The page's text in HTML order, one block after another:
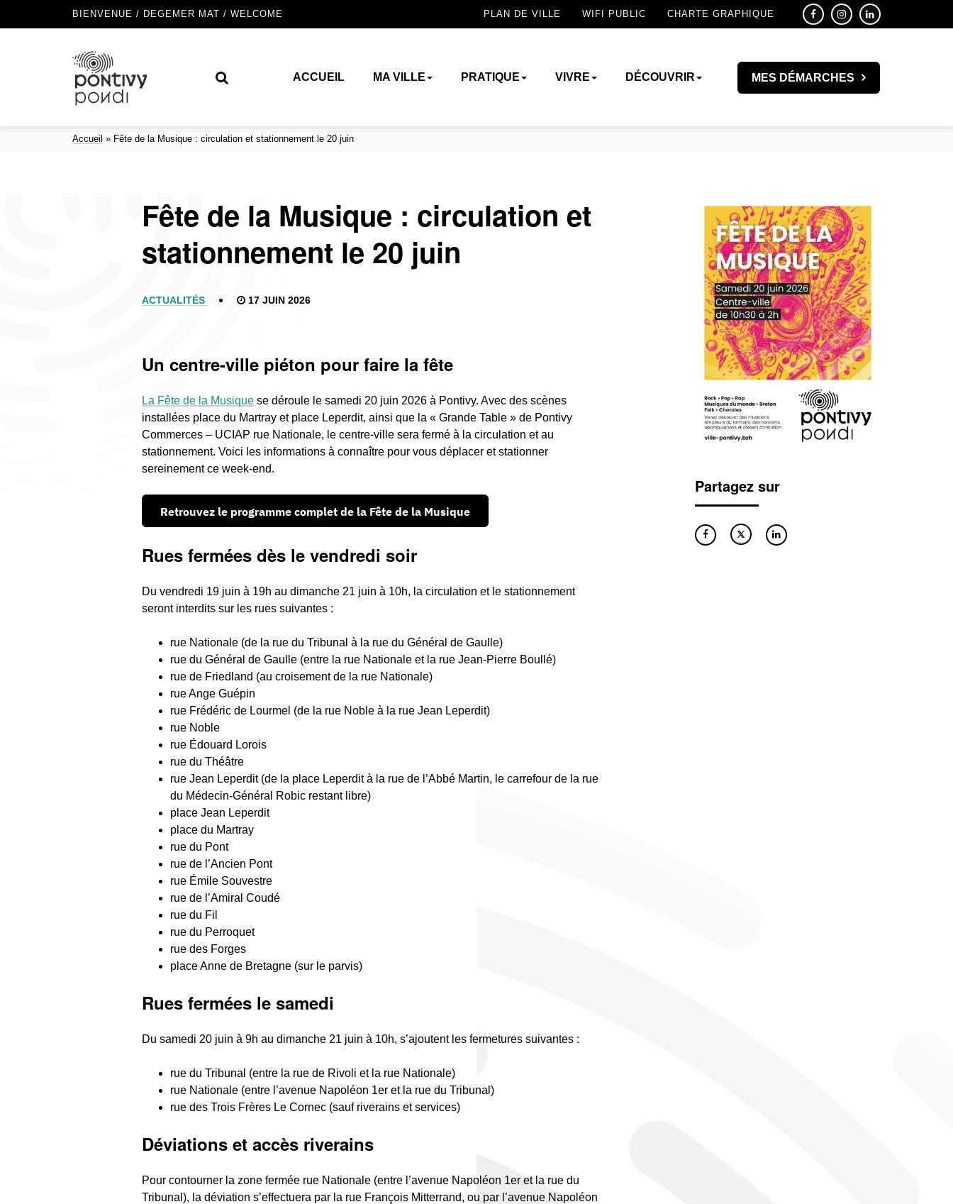
BIENVENUE / DEGEMER MAT / WELCOME PLAN DE VILLE WIFI PUBLIC CHARTE GRAPHIQUE
ACCUEIL MA VILLE PRATIQUE VIVRE DÉCOUVRIR MES DÉMARCHES
Accueil » Fête de la Musique : circulation et stationnement le 20 juin
Fête de la Musique : circulation et
stationnement le 20 juin
ACTUALITÉS 17 JUIN 2026
Un centre-ville piéton pour faire la fête
La Fête de la Musiquese déroule le samedi 20 juin 2026 à Pontivy. Avec des scènes
installées place du Martray et place Leperdit, ainsi que la « Grande Table » de Pontivy
Commerces – UCIAP rue Nationale, le centre-ville sera fermé à la circulation et au
stationnement. Voici les informations à connaître pour vous déplacer et stationner
sereinement ce week-end.
Retrouvez le programme complet de la Fête de la Musique
Rues fermées dès le vendredi soir
Du vendredi 19 juin à 19h au dimanche 21 juin à 10h, la circulation et le stationnement
seront interdits sur les rues suivantes :
rue Nationale (de la rue du Tribunal à la rue du Général de Gaulle)
rue du Général de Gaulle (entre la rue Nationale et la rue Jean-Pierre Boullé)
rue de Friedland (au croisement de la rue Nationale)
rue Ange Guépin
rue Frédéric de Lourmel (de la rue Noble à la rue Jean Leperdit)
rue Noble
rue Édouard Lorois
rue du Théâtre
rue Jean Leperdit (de la place Leperdit à la rue de l’Abbé Martin, le carrefour de la rue
du Médecin-Général Robic restant libre)
place Jean Leperdit
place du Martray
rue du Pont
rue de l’Ancien Pont
rue Émile Souvestre
rue de l’Amiral Coudé
rue du Fil
rue du Perroquet
rue des Forges
place Anne de Bretagne (sur le parvis)
Rues fermées le samedi
Du samedi 20 juin à 9h au dimanche 21 juin à 10h, s’ajoutent les fermetures suivantes :
rue du Tribunal (entre la rue de Rivoli et la rue Nationale)
rue Nationale (entre l’avenue Napoléon 1er et la rue du Tribunal)
rue des Trois Frères Le Cornec (sauf riverains et services)
Déviations et accès riverains
Pour contourner la zone fermée rue Nationale (entre l’avenue Napoléon 1er et la rue du
Tribunal), la déviation s’effectuera par la rue François Mitterrand, ou par l’avenue Napoléon
Partagez sur